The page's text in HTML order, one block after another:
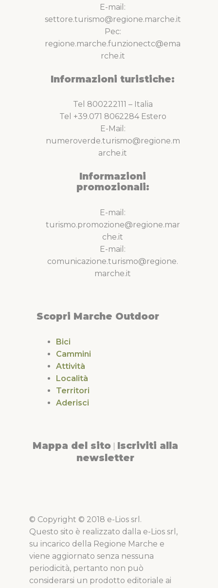
E-mail:
settore.turismo@regione.marche.it
Pec:
regione.marche.funzionectc@ema
rche.it
Informazioni turistiche:
Tel 800222111 – Italia
Tel +39.071 8062284 Estero
E-Mail:
numeroverde.turismo@regione.m
arche.it
Informazioni
promozionali:
E-mail:
turismo.promozione@regione.mar
che.it
E-mail:
comunicazione.turismo@regione.
marche.it
Scopri Marche Outdoor
Bici
Cammini
Attività
Località
Territori
Aderisci
Mappa del sito Iscriviti alla
newsletter
© Copyright © 2018 e-Lios srl.
Questo sito è realizzato dalla e-Lios srl,
su incarico della Regione Marche e
viene aggiornato senza nessuna
periodicità, pertanto non può
considerarsi un prodotto editoriale ai